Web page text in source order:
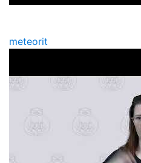
meteorit